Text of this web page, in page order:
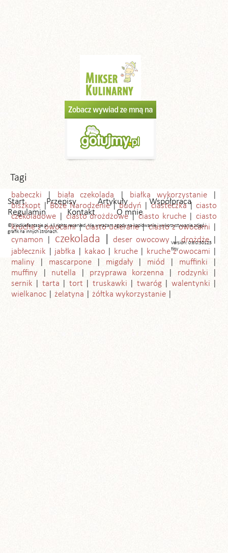
Tagi
babeczki biała czekolada
białka wykorzystanie
biszkopt
Boże Narodzenie budyń ciasteczka
ciasto
czekoladowe
ciasto drożdżowe ciasto kruche
ciasto
kruche z owocami
ciasto ucierane
ciasto z owocami
cynamon
czekolada deser owocowy
drożdże
jabłecznik
jabłka kakao kruche
kruche z owocami
maliny
mascarpone migdały miód
muffinki
muffiny
nutella przyprawa korzenna
rodzynki
sernik
tarta tort truskawki twaróg
walentynki
wielkanoc
żelatyna żółtka wykorzystanie
Start Przepisy Artykuły
Współpraca
Regulamin
Kontakt O mnie
© Slodkiefantazje.pl. All rights reserved. Nie wyrażam zgody na kopiowanie i wykorzystywanie zdjęć i
grafik na innych stronach.
Version: 0.6.0.30125
tiny